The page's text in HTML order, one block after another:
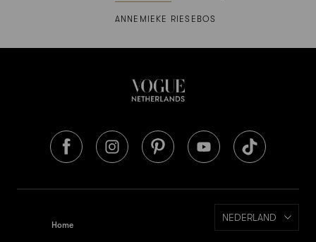
ANNEMIEKE RIESEBOS
Home
NEDERLAND